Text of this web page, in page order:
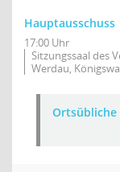
Hauptausschuss
17:00 Uhr
Sitzungssaal des
Werdau,
Ortsübliche